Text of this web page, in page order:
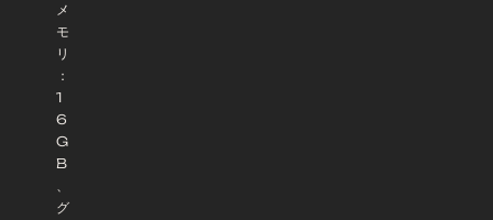
メ
モ
リ
：
1
6
G
B
、
グ